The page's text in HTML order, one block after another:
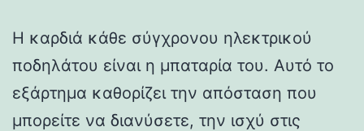
Η καρδιά κάθε σύγχρονου ηλεκτρικού
ποδηλάτου είναι η μπαταρία του. Αυτό το
εξάρτημα καθορίζει την απόσταση που
μπορείτε να διανύσετε, την ισχύ στις